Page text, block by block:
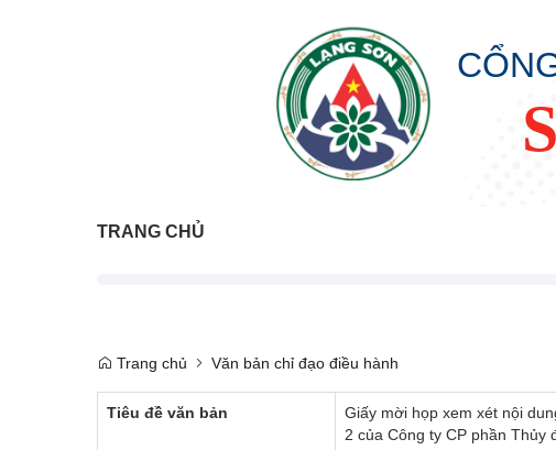
TRANG CHỦ
Trang chủ Văn bản chỉ đạo điều hành
Tiêu đề văn bản
Giấy mời họp xem xét nội
2 của Công ty CP phần Thủy